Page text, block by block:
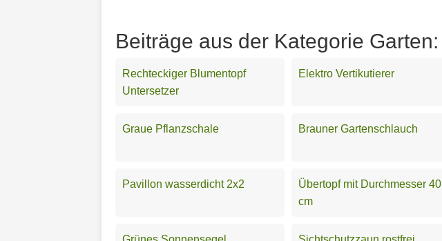
Beiträge aus der Kategorie Garten:
Rechteckiger Blumentopf
Untersetzer
Elektro Vertikutierer
Graue Pflanzschale Brauner Gartenschlauch
Pavillon wasserdicht 2x2
Übertopf mit Durchmesser 40
cm